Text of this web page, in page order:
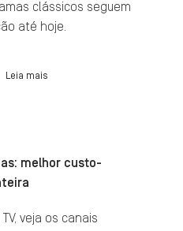
clássicos seguem
até hoje.
Leia mais
melhor custo-
veja os canais